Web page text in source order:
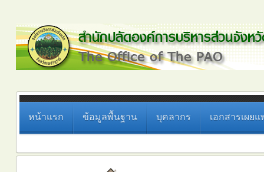
หน้าแรก ข้อมูลพื้นฐาน บุคลากร เอกสารเผยแ